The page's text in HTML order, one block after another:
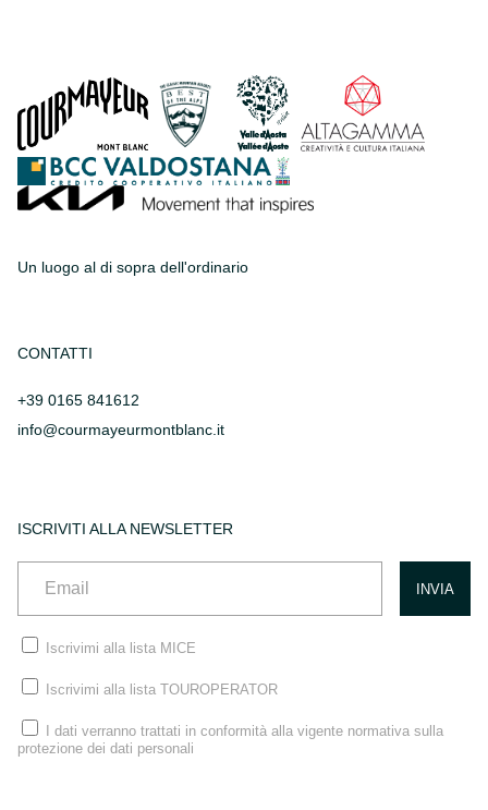
Un luogo al di sopra dell'ordinario
CONTATTI
+39 0165 841612
info@courmayeurmontblanc.it
ISCRIVITI ALLA NEWSLETTER
Iscrivimi alla lista MICE
Iscrivimi alla lista TOUROPERATOR
I dati verranno trattati in conformità alla vigente normativa sulla
protezione dei dati personali